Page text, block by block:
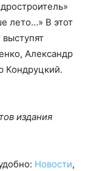
лето…» В этот
Александр
Кондруцкий.
издания
Новости,